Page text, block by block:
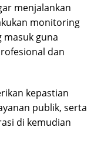
menjalankan
monitoring
guna
dan
kepastian
publik, serta
di kemudian